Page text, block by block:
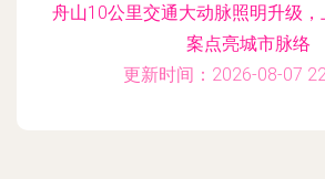
舟山10公里交通大动脉照明升级
案点亮城市脉络
更新时间：2026-08-07